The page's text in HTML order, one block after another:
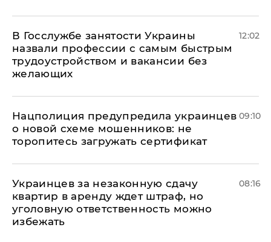
В Госслужбе занятости Украины
назвали профессии с самым быстрым
трудоустройством и вакансии без
желающих
12:02
Нацполиция предупредила украинцев
о новой схеме мошенников: не
торопитесь загружать сертификат
09:10
Украинцев за незаконную сдачу
квартир в аренду ждет штраф, но
уголовную ответственность можно
избежать
08:16